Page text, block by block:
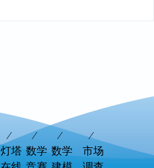
灯塔 数学 数学
市场